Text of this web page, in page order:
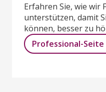
Erfahren Sie, wie wir
unterstützen, damit
können, besser zu
Professional-